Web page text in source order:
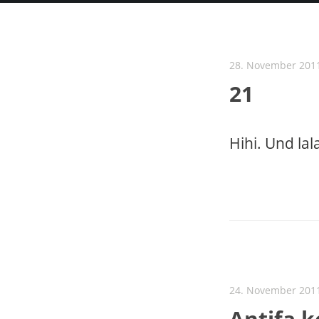
28. November
21
Hihi. Und
24. November